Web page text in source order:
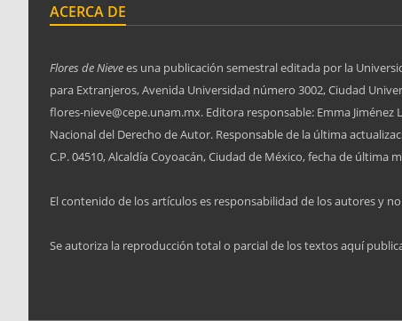
ACERCA DE
Flores de Nievees una publicación semestral editada por la
para Extranjeros, Avenida Universidad número 3002, Ciudad
flores-nieve@cepe.unam.mx. Editora responsable: Emma
Nacional del Derecho de Autor. Responsable de la última
C.P. 04510, Alcaldía Coyoacán, Ciudad de México, fecha de última
El contenido de los artículos es responsabilidad de los autores y
Se autoriza la reproducción total o parcial de los textos aquí